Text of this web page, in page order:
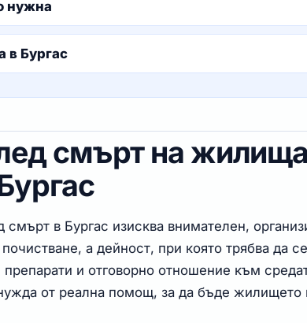
нужна
в Бургас
смърт на
в Бургас изисква внимателен,
а дейност, при която трябва да
и отговорно отношение към
от реална помощ, за да бъде жилището